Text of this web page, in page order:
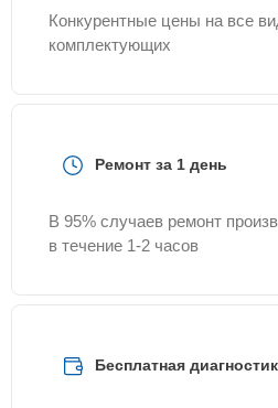
Конкурентные цены на все
комплектующих
Ремонт за 1 день
В 95% случаев ремонт
в течение 1-2 часов
Бесплатная